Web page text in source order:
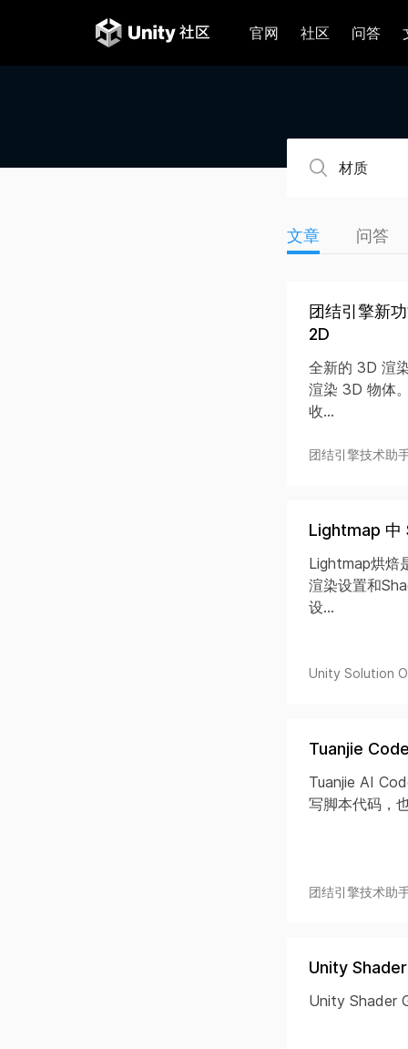
官网 社区 问答
文章 问答
团结引擎新
2D
全新的 3D 渲
渲染 3D 物体
收...
团结引擎技术助
Lightmap 中
Lightmap烘焙
渲染设置和
设...
Unity Solution
Tuanjie
Tuanjie AI
写脚本代码，
团结引擎技术助
Unity
Unity Shader